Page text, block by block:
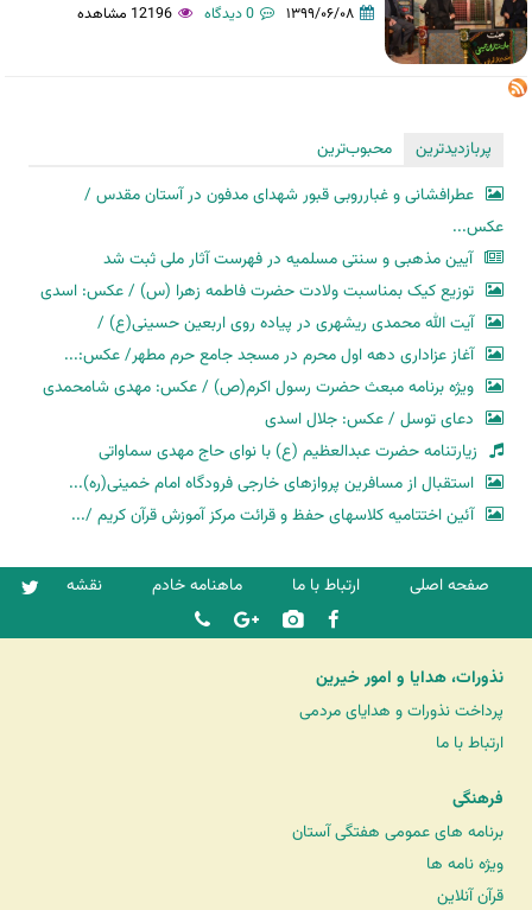
۱۳۹۹/۰۶/۰۸ 0 دیدگاه 12196 مشاهده
پربازدیدترین
محبوب‌ترین
عطرافشانی و غبارروبی قبور شهدای مدفون در آستان مقدس /
عکس...
آیین مذهبی و سنتی مسلمیه در فهرست آثار ملی ثبت شد
توزیع کیک بمناسبت ولادت حضرت فاطمه زهرا (س) / عکس: اسدی
آیت الله محمدی ریشهری در پیاده روی اربعین حسینی(ع) /
آغاز عزاداری دهه اول محرم در مسجد جامع حرم مطهر/ عکس:...
ویژه برنامه مبعث حضرت رسول اکرم(ص) / عکس: مهدی شامحمدی
دعای توسل / عکس: جلال اسدی
زیارتنامه حضرت عبدالعظیم (ع) با نوای حاج مهدی سماواتی
استقبال از مسافرین پروازهای خارجی فرودگاه امام خمینی(ره)...
آئین اختتامیه کلاسهای حفظ و قرائت مرکز آموزش قرآن کریم /...
صفحه اصلی ارتباط با ما ماهنامه خادم نقشه
نذورات، هدایا و امور خیرین
پرداخت نذورات و هدایای مردمی
ارتباط با ما
فرهنگی
برنامه های عمومی هفتگی آستان
ویژه نامه ها
قرآن آنلاین